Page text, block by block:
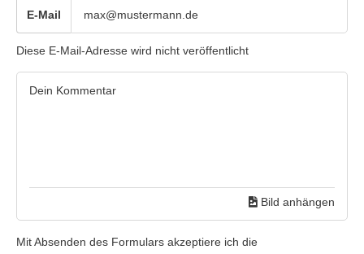
E-Mail
Diese E-Mail-Adresse wird nicht veröffentlicht
Bild anhängen
Mit Absenden des Formulars akzeptiere ich die